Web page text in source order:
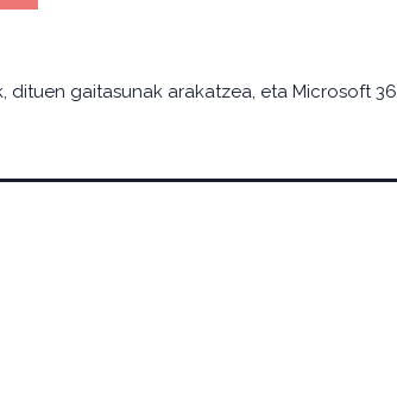
gaitasunak arakatzea, eta Microsoft